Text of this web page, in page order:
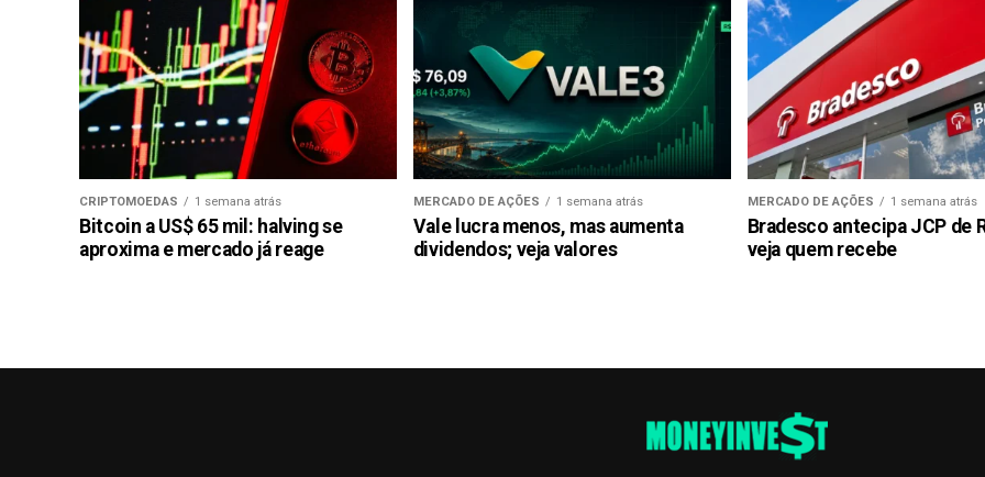
CRIPTOMOEDAS 1 semana atrás
Bitcoin a US$ 65 mil: halving se
aproxima e mercado já reage
MERCADO DE AÇÕES 1 semana atrás
Vale lucra menos, mas aumenta
dividendos; veja valores
MERCADO DE AÇÕES 1 semana atrás
Bradesco antecipa JCP de
veja quem recebe